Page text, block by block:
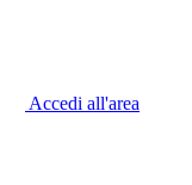
Accedi all'area